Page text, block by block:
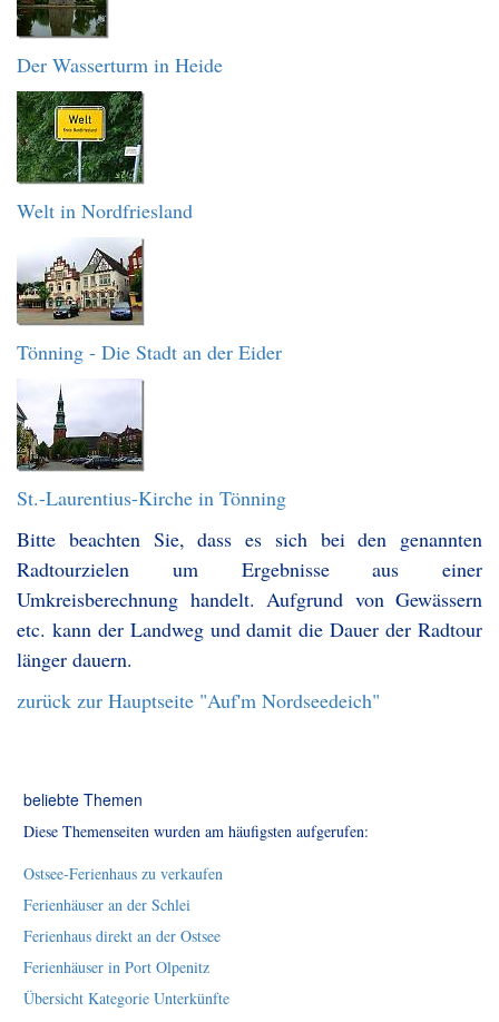
Der Wasserturm in Heide
Welt in Nordfriesland
Tönning - Die Stadt an der Eider
St.-Laurentius-Kirche in Tönning
Bitte beachten Sie, dass es sich bei den genannten
Radtourzielen um Ergebnisse aus einer
Umkreisberechnung handelt. Aufgrund von Gewässern
etc. kann der Landweg und damit die Dauer der Radtour
länger dauern.
zurück zur Hauptseite "Auf'm Nordseedeich"
beliebte Themen
Diese Themenseiten wurden am häufigsten aufgerufen:
Ostsee-Ferienhaus zu verkaufen
Ferienhäuser an der Schlei
Ferienhaus direkt an der Ostsee
Ferienhäuser in Port Olpenitz
Übersicht Kategorie Unterkünfte